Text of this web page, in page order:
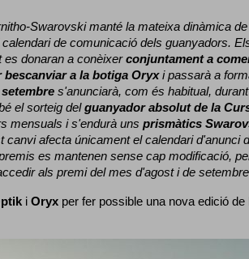
Swarovski manté la mateixa dinàmica
de comunicació dels guanyadors.
es donaran a conèixer conjuntament a
bescanviar a la botiga Oryx i passarà a
s'anunciarà, com és habitual,
el sorteig del guanyador absolut de la
mensuals i s'endurà uns prismàtics
canvi afecta únicament el calendari d'anunci
es mantenen sense cap modificació,
als premi del mes d'agost i de
i Oryx per fer possible una nova edició